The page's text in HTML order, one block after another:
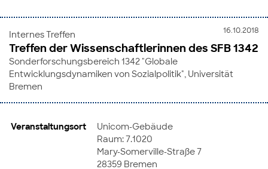
16.10.2018
Internes Treffen
Treffen der Wissenschaftlerinnen des SFB 1342
Sonderforschungsbereich 1342 "Globale
Entwicklungsdynamiken von Sozialpolitik", Universität
Bremen
Veranstaltungsort
Unicom-Gebäude
Raum: 7.1020
Mary-Somerville-Straße 7
28359 Bremen